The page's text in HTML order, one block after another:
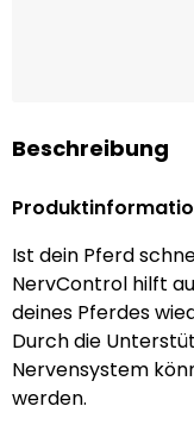
Beschreibung
Ist dein Pferd
NervControl hilft
deines Pferdes
Durch die
Nervensystem
werden.